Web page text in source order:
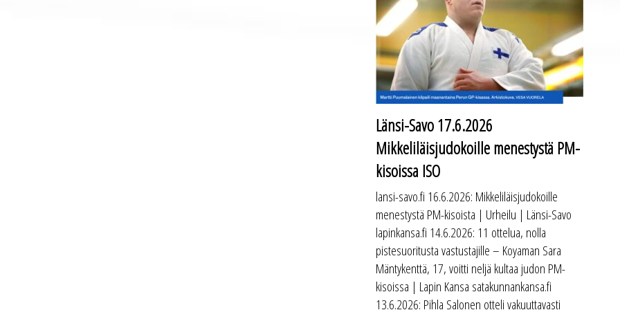
Länsi-Savo 17.6.2026
Mikkeliläisjudokoille menestystä PM-
kisoissa ISO
lansi-savo.fi 16.6.2026: Mikkeliläisjudokoille
menestystä PM-kisoista | Urheilu | Länsi-Savo
lapinkansa.fi 14.6.2026: 11 ottelua, nolla
pistesuoritusta vastustajille – Koyaman Sara
Mäntykenttä, 17, voitti neljä kultaa judon PM-
kisoissa | Lapin Kansa satakunnankansa.fi
13.6.2026: Pihla Salonen otteli vakuuttavasti